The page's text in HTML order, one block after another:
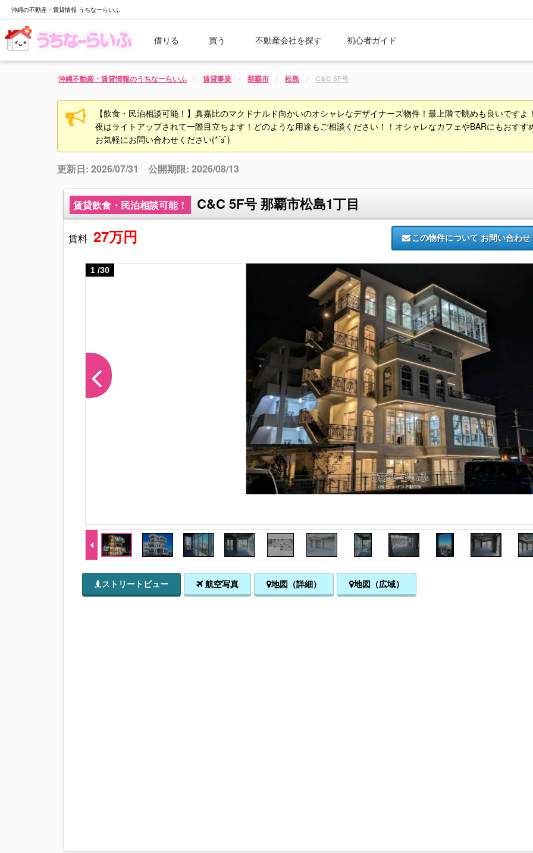
沖縄の不動産・賃貸情報 うちなーらいふ
借りる 買う 不動産会社を探す 初心者ガイド
沖縄不動産・賃貸情報のうちなーらいふ 賃貸事業 那覇市 松島 C&C 5F号
【飲食・民泊相談可能！】真嘉比のマクドナルド向かいのオシャレなデザイナーズ物件！最上階で眺めも良いですよ
夜はライトアップされて一際目立ちます！どのような用途もご相談ください！！オシャレなカフェやBARにもおす
お気軽にお問い合わせください(*´з`)
更新日: 2026/07/31 公開期限: 2026/08/13
賃貸飲食・民泊相談可能！ C&C 5F号 那覇市松島1丁目
賃料 27万円 この物件について お問い合わせ
1 /30
ストリートビュー 航空写真 地図（詳細） 地図（広域）